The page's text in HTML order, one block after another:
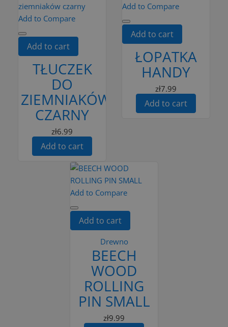
Add to Compare
Add to cart
TŁUCZEK
DO
ZIEMNIAKÓW
CZARNY
zł6.99
Add to cart
Add to Compare
Add to cart
ŁOPATKA
HANDY
zł7.99
Add to cart
Add to Compare
Add to cart
Drewno
BEECH
WOOD
ROLLING
PIN SMALL
zł9.99